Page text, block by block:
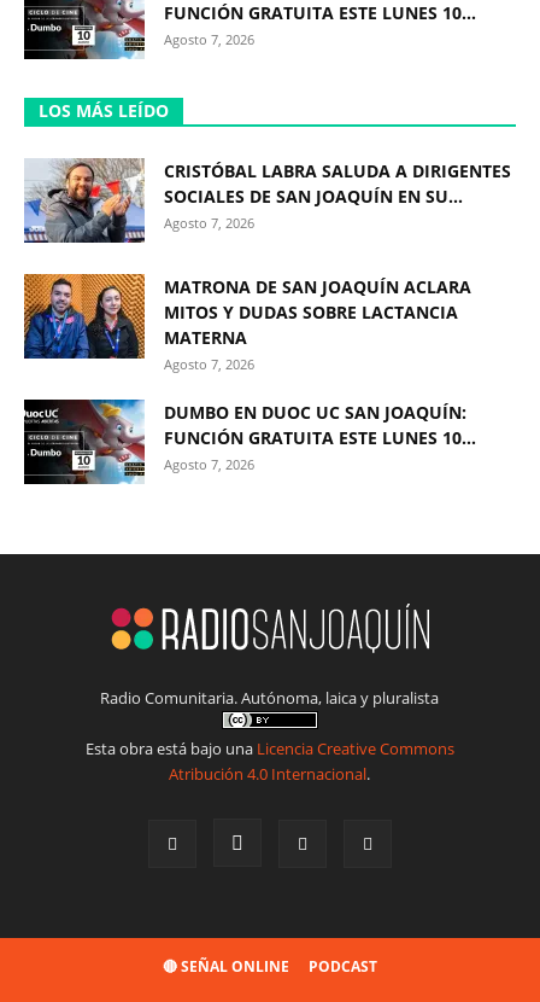
FUNCIÓN GRATUITA ESTE LUNES 10...
Agosto 7, 2026
LOS MÁS LEÍDO
CRISTÓBAL LABRA SALUDA A DIRIGENTES
SOCIALES DE SAN JOAQUÍN EN SU...
Agosto 7, 2026
MATRONA DE SAN JOAQUÍN ACLARA
MITOS Y DUDAS SOBRE LACTANCIA
MATERNA
Agosto 7, 2026
DUMBO EN DUOC UC SAN JOAQUÍN:
FUNCIÓN GRATUITA ESTE LUNES 10...
Agosto 7, 2026
Radio Comunitaria. Autónoma, laica y pluralista
Esta obra está bajo una Licencia Creative Commons
Atribución 4.0 Internacional.
🔴 SEÑAL ONLINE PODCAST